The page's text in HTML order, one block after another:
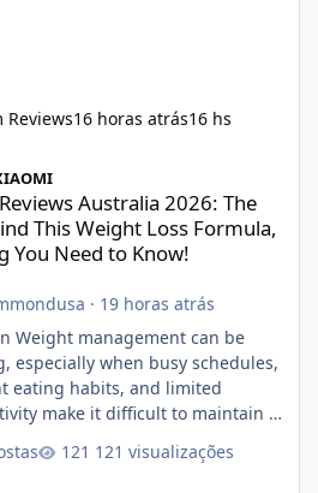
Reviews16 horas atrás16 hs
2026: The Truth Behind This
Australia 2026: The
This Weight Loss Formula,
You Need to Know!
· 19 horas atrás
Weight management can be
especially when busy schedules,
eating habits, and limited
make it difficult to maintain a
that may
121 visualizações